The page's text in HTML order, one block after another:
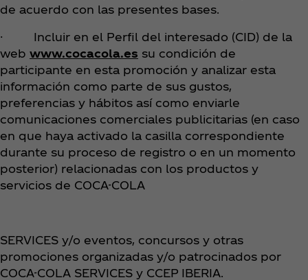
de acuerdo con las presentes bases.
· Incluir en el Perfil del interesado (CID) de la
web www.cocacola.es su condición de
participante en esta promoción y analizar esta
información como parte de sus gustos,
preferencias y hábitos así como enviarle
comunicaciones comerciales publicitarias (en caso
en que haya activado la casilla correspondiente
durante su proceso de registro o en un momento
posterior) relacionadas con los productos y
servicios de COCA-COLA
SERVICES y/o eventos, concursos y otras
promociones organizadas y/o patrocinados por
COCA-COLA SERVICES y CCEP IBERIA.